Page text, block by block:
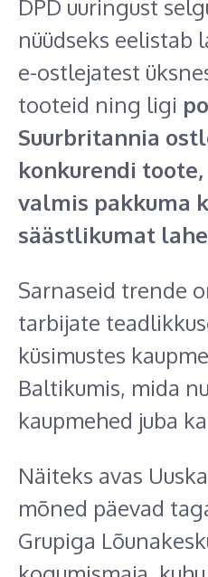
DPD uuringust
nüüdseks eelistab
e-ostlejatest
tooteid ning ligi
Suurbritannia
konkurendi toote,
valmis pakkuma
säästlikumat
Sarnaseid trende
tarbijate
küsimustes
Baltikumis, mida
kaupmehed juba
Näiteks avas
mõned päevad
Grupiga